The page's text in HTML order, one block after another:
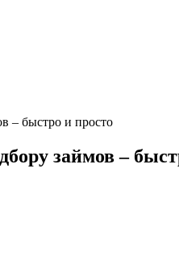
– быстро и просто
займов –